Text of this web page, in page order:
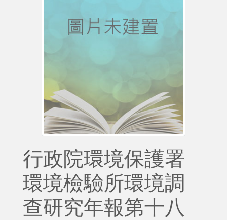
行政院環境保護署
環境檢驗所環境調
查研究年報第十八